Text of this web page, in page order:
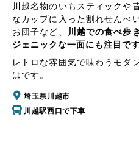
川越名物のいもスティックや
なカップに入った割れせんべ
お団子など、
川越での食べ歩
ジェニックな一面にも注目です
レトロな雰囲気で味わうモダ
はです。
埼玉県川越市
川越駅西口で下車